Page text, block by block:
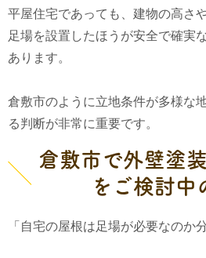
平屋住宅であっても、建物の高さ
足場を設置したほうが安全で確実
あります。
倉敷市のように立地条件が多様な
る判断が非常に重要です。
倉敷市で外壁塗
をご検討中
「自宅の屋根は足場が必要なのか